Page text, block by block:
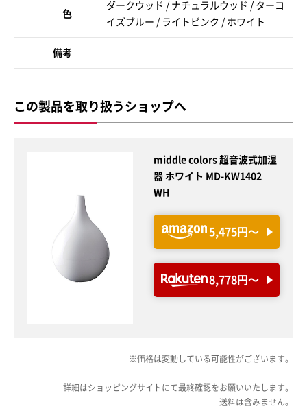
色
ダークウッド / ナチュラルウッド / ターコ
イズブルー / ライトピンク / ホワイト
備考
この製品を取り扱うショップへ
middle colors 超音波式加湿
器 ホワイト MD-KW1402
WH
5,475円〜
8,778円〜
※価格は変動している可能性がございます。
詳細はショッピングサイトにて最終確認をお願いいたします。
送料は含みません。